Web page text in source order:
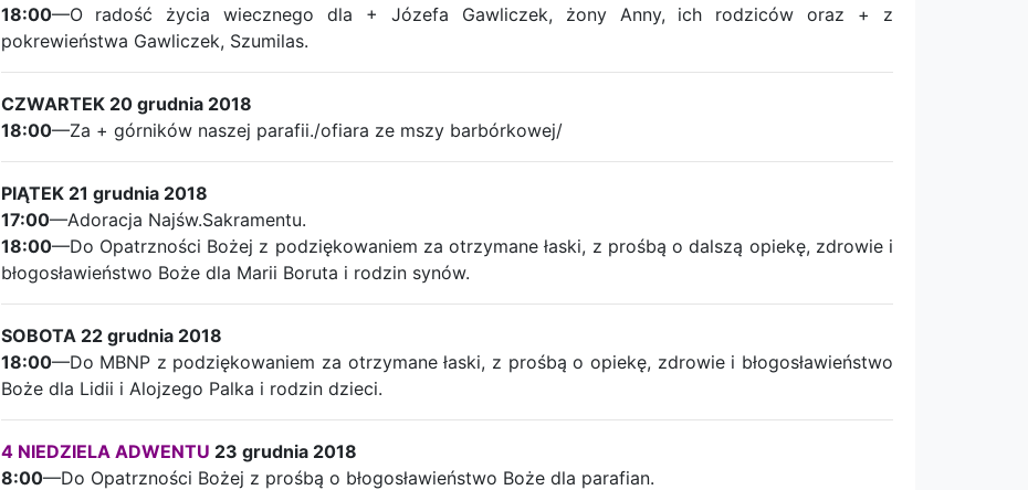
18:00—O radość życia wiecznego dla + Józefa Gawliczek, żony Anny, ich rodziców oraz + z
pokrewieństwa Gawliczek, Szumilas.
CZWARTEK 20 grudnia 2018
18:00—Za + górników naszej parafii./ofiara ze mszy barbórkowej/
PIĄTEK 21 grudnia 2018
17:00—Adoracja Najśw.Sakramentu.
18:00—Do Opatrzności Bożej z podziękowaniem za otrzymane łaski, z prośbą o dalszą opiekę, zdrowie i
błogosławieństwo Boże dla Marii Boruta i rodzin synów.
SOBOTA 22 grudnia 2018
18:00—Do MBNP z podziękowaniem za otrzymane łaski, z prośbą o opiekę, zdrowie i błogosławieństwo
Boże dla Lidii i Alojzego Palka i rodzin dzieci.
4 NIEDZIELA ADWENTU 23 grudnia 2018
8:00—Do Opatrzności Bożej z prośbą o błogosławieństwo Boże dla parafian.